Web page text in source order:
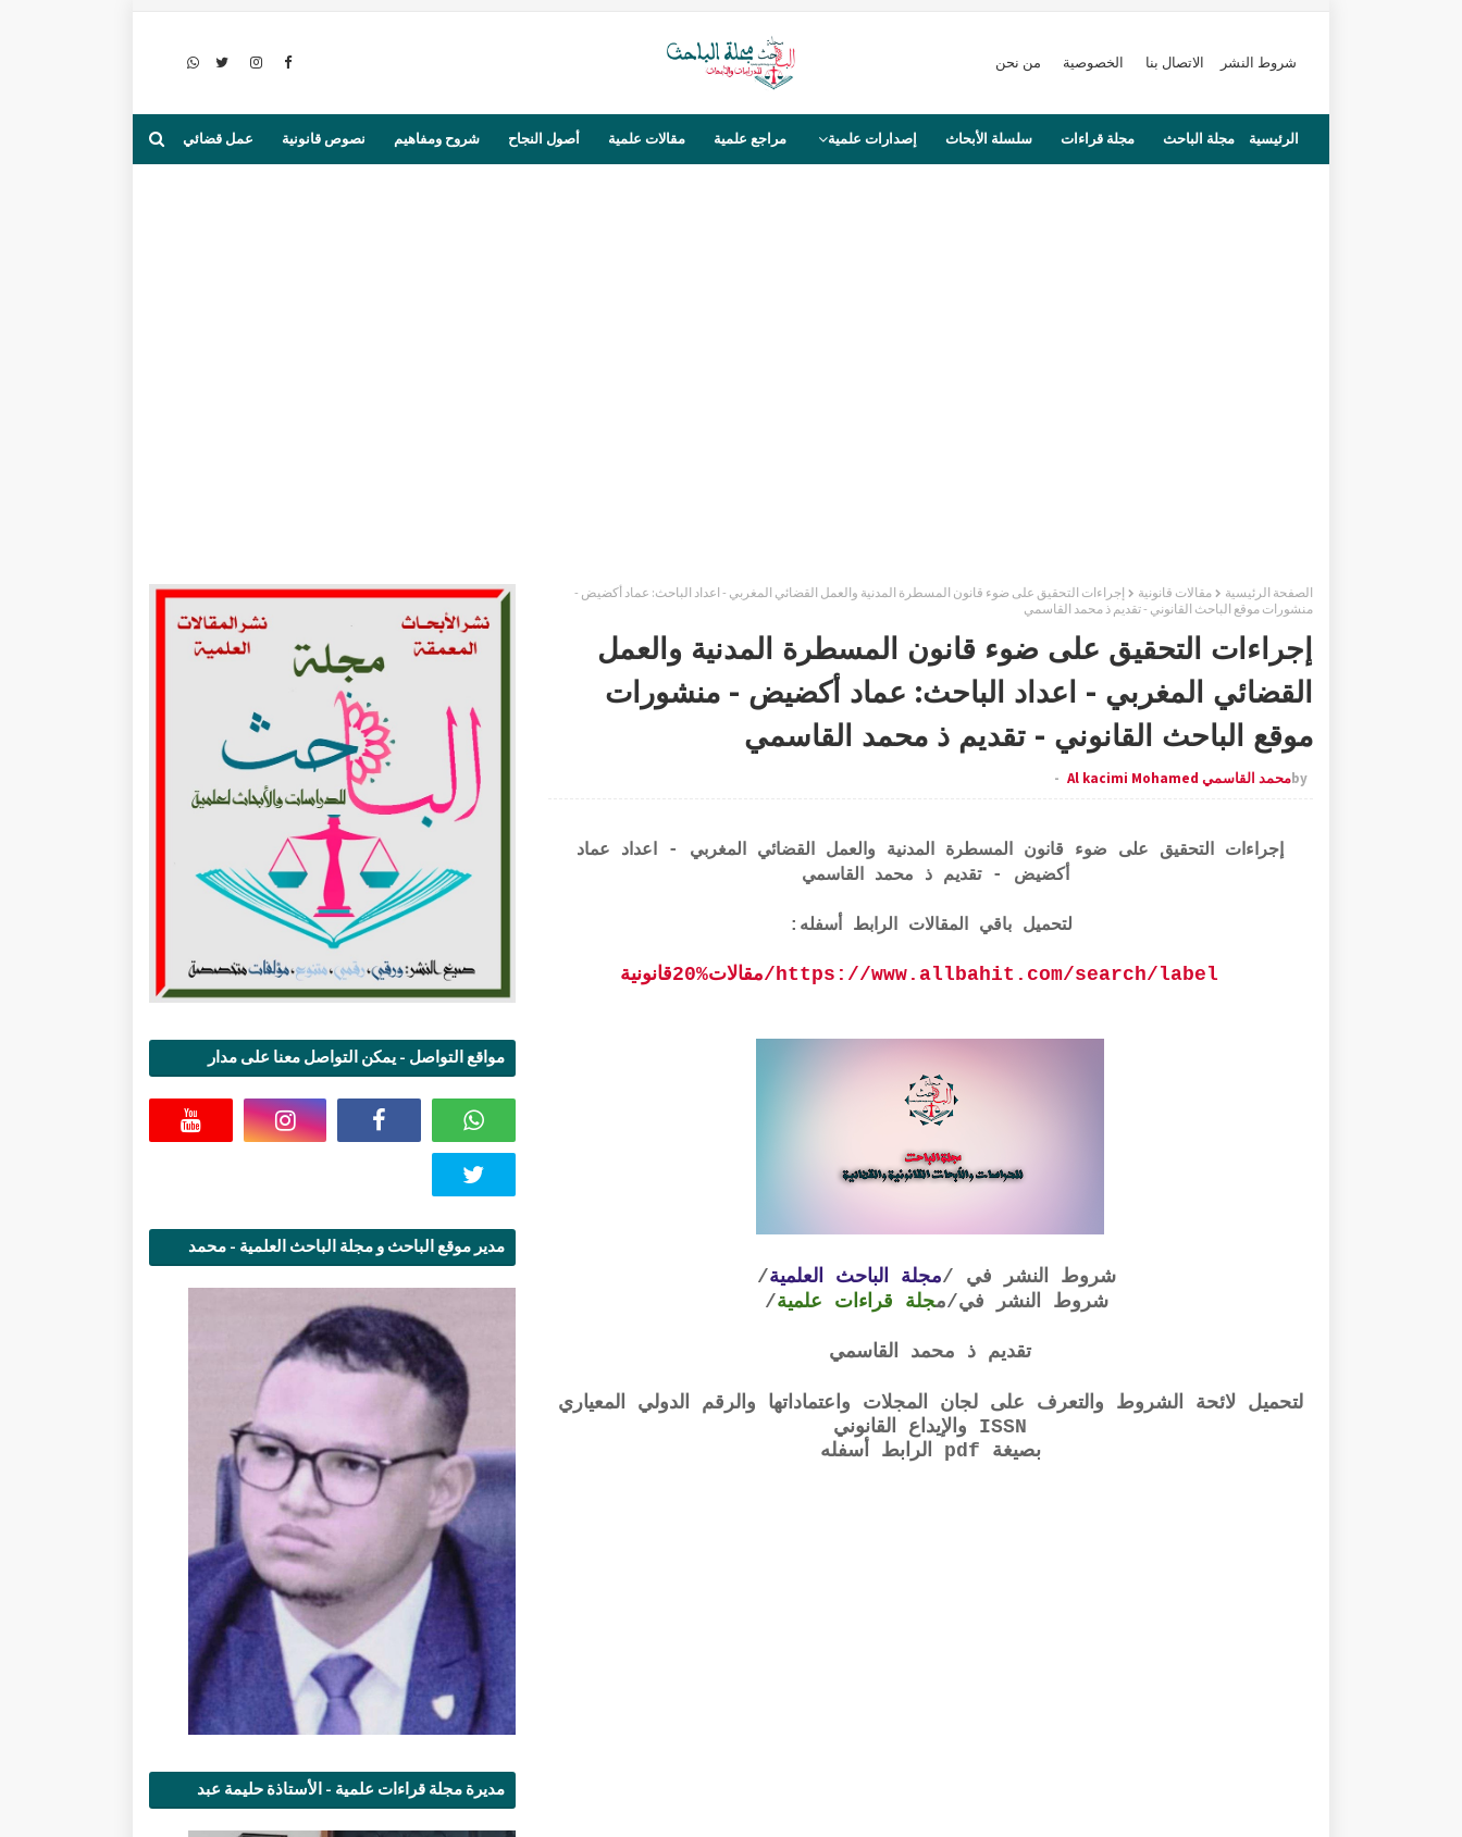
شروط النشر الاتصال بنا الخصوصية من نحن
الرئيسية مجلة الباحث مجلة قراءات سلسلة الأبحاث إصدارات علمية مراجع علمية مقالات علمية أصول النجاح شروح ومفاهيم نصوص قانونية عمل قضائي
الصفحة الرئيسية مقالات قانونية
إجراءات التحقيق على ضوء قانون المسطرة المدنية والعمل القضائي المغربي - اعداد الباحث: عماد أكضيض -
منشورات موقع الباحث القانوني - تقديم ذ محمد القاسمي
إجراءات التحقيق على ضوء قانون المسطرة المدنية والعمل
القضائي المغربي - اعداد الباحث: عماد أكضيض - منشورات
موقع الباحث القانوني - تقديم ذ محمد القاسمي
byمحمد القاسمي Al kacimi Mohamed
إجراءات التحقيق على ضوء قانون المسطرة المدنية والعمل القضائي المغربي - اعداد عماد
أكضيض - تقديم ذ محمد القاسمي
لتحميل باقي المقالات الرابط أسفله:
https://www.allbahit.com/search/label/مقالات%20قانونية
شروط النشر في /مجلة الباحث العلمية/
شروط النشر في/مجلة قراءات علمية/
تقديم ذ محمد القاسمي
لتحميل لائحة الشروط والتعرف على لجان المجلات واعتماداتها والرقم الدولي المعياري
ISSN والإيداع القانوني
بصيغة pdf الرابط أسفله
مواقع التواصل - يمكن التواصل معنا على مدار
مدير موقع الباحث و مجلة الباحث العلمية - محمد
مديرة مجلة قراءات علمية - الأستاذة حليمة عبد